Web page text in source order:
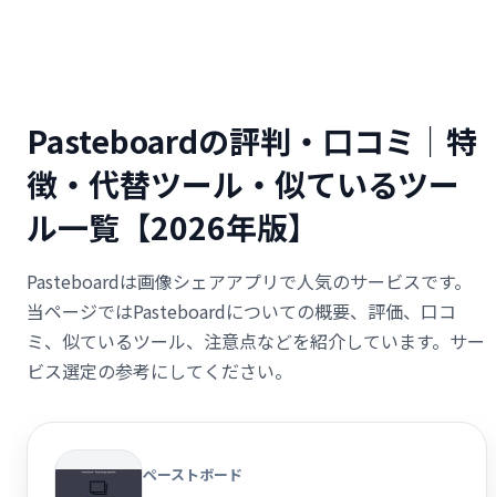
Pasteboardの評判・口コミ｜特
徴・代替ツール・似ているツー
ル一覧【2026年版】
Pasteboardは画像シェアアプリで人気のサービスです。
当ページではPasteboardについての概要、評価、口コ
ミ、似ているツール、注意点などを紹介しています。サー
ビス選定の参考にしてください。
ペーストボード